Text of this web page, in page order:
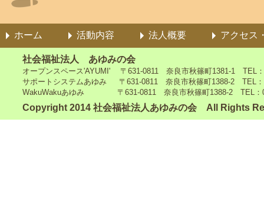
ホーム 活動内容 法人概要 アクセス
社会福祉法人 あゆみの会
オープンスペース'AYUMI' 〒631-0811 奈良市秋篠町1381-1 TEL
サポートシステムあゆみ 〒631-0811 奈良市秋篠町1388-2 TEL：
WakuWakuあゆみ 〒631-0811 奈良市秋篠町1388-2 TEL：
Copyright 2014 社会福祉法人あゆみの会 All Rights